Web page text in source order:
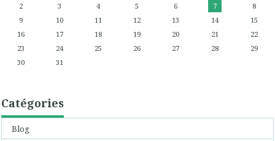
2
3 4 5 6 7
8
9
10 11 12 13 14
15
16
17 18 19 20 21
22
23
24 25 26 27 28
29
30
31
Catégories
Blog